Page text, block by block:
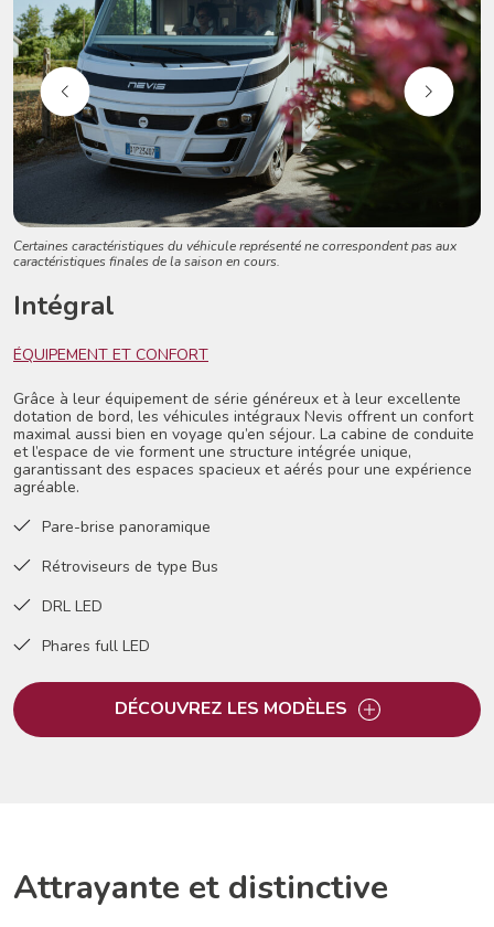
Certaines caractéristiques du véhicule représenté ne correspondent pas aux
caractéristiques finales de la saison en cours.
Intégral
ÉQUIPEMENT ET CONFORT
Grâce à leur équipement de série généreux et à leur excellente
dotation de bord, les véhicules intégraux Nevis offrent un confort
maximal aussi bien en voyage qu’en séjour. La cabine de conduite
et l’espace de vie forment une structure intégrée unique,
garantissant des espaces spacieux et aérés pour une expérience
agréable.
Pare-brise panoramique
Rétroviseurs de type Bus
DRL LED
Phares full LED
DÉCOUVREZ LES MODÈLES
Attrayante et distinctive